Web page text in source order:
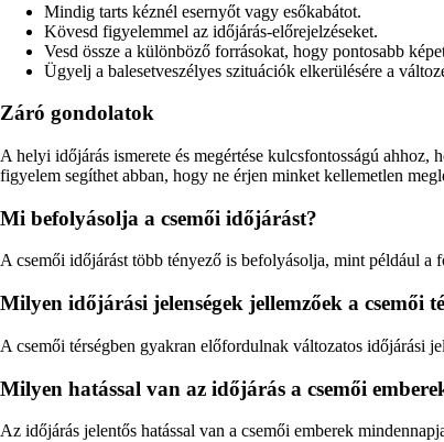
Mindig tarts kéznél esernyőt vagy esőkabátot.
Kövesd figyelemmel az időjárás-előrejelzéseket.
Vesd össze a különböző forrásokat, hogy pontosabb
Ügyelj a balesetveszélyes szituációk elkerülésére a
Záró gondolatok
A helyi időjárás ismerete és megértése kulcsfontosságú
figyelem segíthet abban, hogy ne érjen minket kellemetlen
Mi befolyásolja a csemői időjárást?
A csemői időjárást több tényező is befolyásolja, mint például a
Milyen időjárási jelenségek jellemzőek a csemői
A csemői térségben gyakran előfordulnak változatos időjárási
Milyen hatással van az időjárás a csemői
Az időjárás jelentős hatással van a csemői emberek